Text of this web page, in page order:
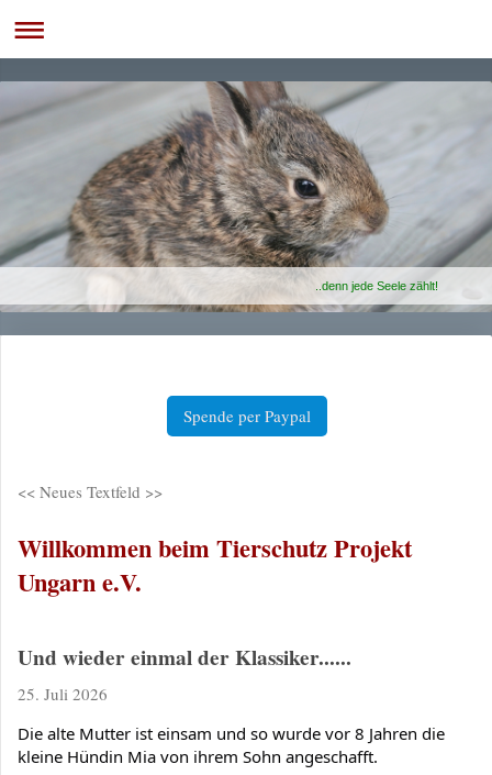
..denn jede Seele zählt!
Spende per Paypal
<< Neues Textfeld >>
Willkommen beim Tierschutz Projekt
Ungarn e.V.
Und wieder einmal der Klassiker......
25. Juli 2026
Die alte Mutter ist einsam und so wurde vor 8 Jahren die
kleine Hündin Mia von ihrem Sohn angeschafft.